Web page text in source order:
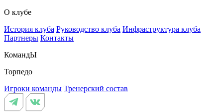
О клубе
История клуба Руководство клуба Инфраструктура клуба
Партнеры Контакты
КомандЫ
Торпедо
Игроки команды Тренерский состав